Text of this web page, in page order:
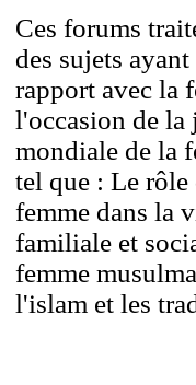
Ces forums
des sujets
rapport avec la
l'occasion de la
mondiale de la
tel que : Le rôle
femme dans la
familiale et
femme
l'islam et les